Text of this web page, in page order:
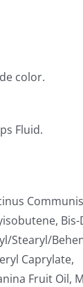
color.
Fluid.
Bis-
Stearyl/
Caprylate,
Fruit Oil,